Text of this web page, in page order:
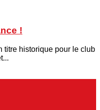
!
titre historique pour le club